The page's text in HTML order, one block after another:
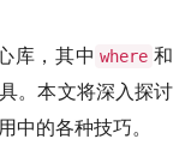
库，其中 where 和
。本文将深入探讨
中的各种技巧。